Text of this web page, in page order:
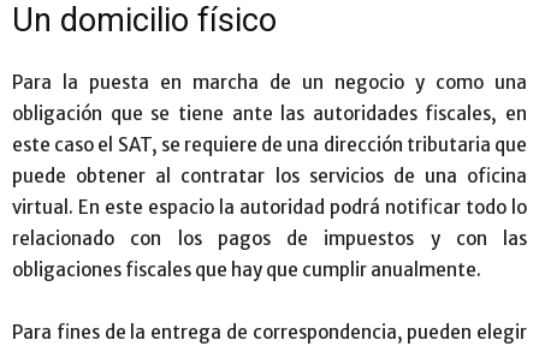
Un domicilio físico
Para la puesta en marcha de un negocio y como una
obligación que se tiene ante las autoridades fiscales, en
este caso el SAT, se requiere de una dirección tributaria que
puede obtener al contratar los servicios de una oficina
virtual. En este espacio la autoridad podrá notificar todo lo
relacionado con los pagos de impuestos y con las
obligaciones fiscales que hay que cumplir anualmente.
Para fines de la entrega de correspondencia, pueden elegir